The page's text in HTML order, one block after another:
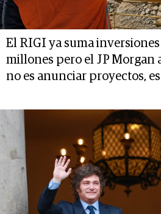
El RIGI ya suma
millones pero el JP Morgan
no es anunciar proyectos,